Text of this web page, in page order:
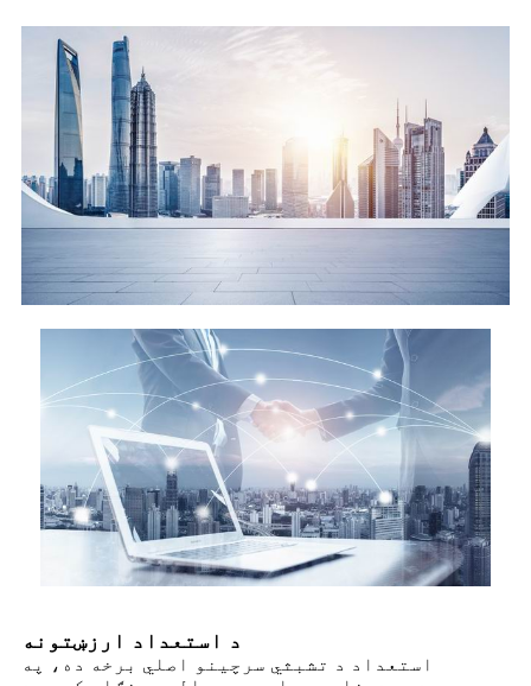
د استعداد ارزښتونه
استعداد د تشبثي سرچینو اصلي برخه ده، په